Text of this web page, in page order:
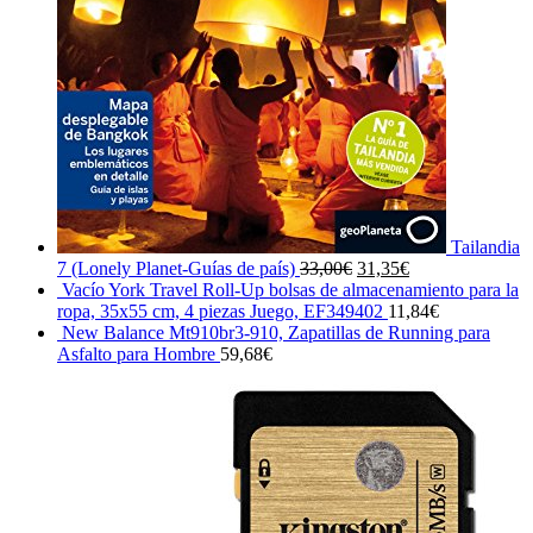
Tailandia
7 (Lonely Planet-Guías de país) 33,00€ El
precio
original
era:
31,35€El
precio
actual
es:
Vacío York Travel Roll-Up bolsas de almacenamiento para la
ropa, 35x55 cm, 4 piezas Juego, EF349402 11,84€
New Balance Mt910br3-910, Zapatillas de Running para
Asfalto para Hombre 59,68€